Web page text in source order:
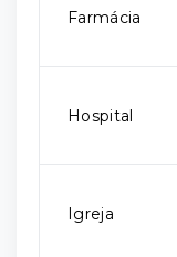
Farmácia
Hospital
Igreja